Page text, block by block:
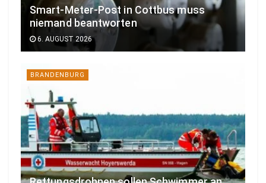
Smart-Meter-Post in Cottbus muss
niemand beantworten
6. AUGUST 2026
BRANDENBURG